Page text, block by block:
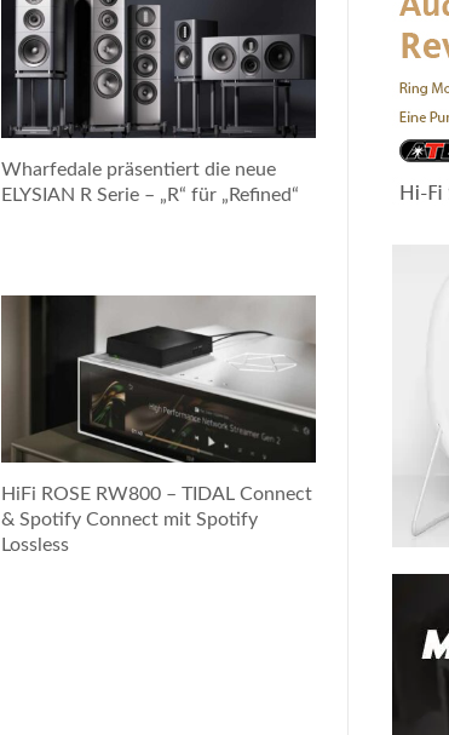
Wharfedale präsentiert die neue
ELYSIAN R Serie – „R“ für „Refined“
HiFi ROSE RW800 – TIDAL Connect
& Spotify Connect mit Spotify
Lossless